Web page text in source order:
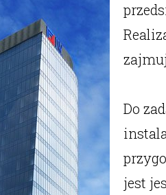
Do
jest